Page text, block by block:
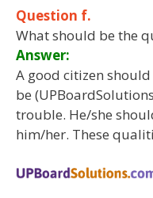
Question f.
What should be the
Answer:
A good citizen
be
trouble. He/she
him/her. These